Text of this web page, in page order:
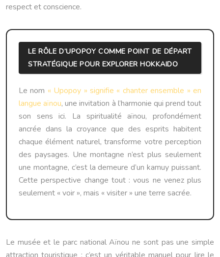
respect et conscience.
LE RÔLE D’UPOPOY COMME POINT DE DÉPART
STRATÉGIQUE POUR EXPLORER HOKKAIDO
Le nom « Upopoy » signifie « chanter ensemble » en
langue aïnou, une invitation à l’harmonie qui prend tout
son sens ici. La spiritualité aïnou, profondément
ancrée dans la croyance que des esprits habitent
chaque élément naturel, transforme votre perception
des paysages. Une montagne n’est plus seulement
une montagne, c’est la demeure d’un kamuy puissant.
Cette perspective change tout : vous ne venez plus
seulement « voir », mais « visiter » une terre sacrée.
Le musée et le parc national Aïnou ne sont pas une simple